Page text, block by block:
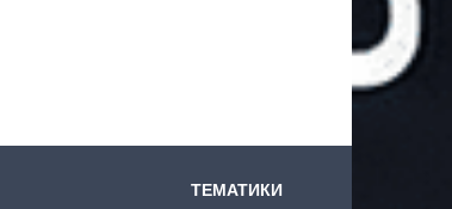
ТЕМАТИКИ